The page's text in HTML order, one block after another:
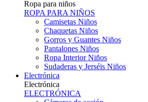
Ropa para niños
ROPA PARA NIÑOS
Camisetas Niños
Chaquetas Niños
Gorros y Guantes Niños
Pantalones Niños
Ropa Interior Niños
Sudaderas y Jerséis Niños
Electrónica
Electrónica
ELECTRÓNICA